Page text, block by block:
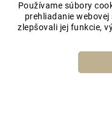
Používame súbory
prehliadanie
zlepšovali jej funkcie,